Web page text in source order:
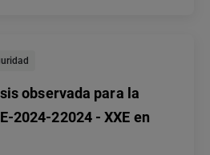
observada para la
2024-22024 - XXE en